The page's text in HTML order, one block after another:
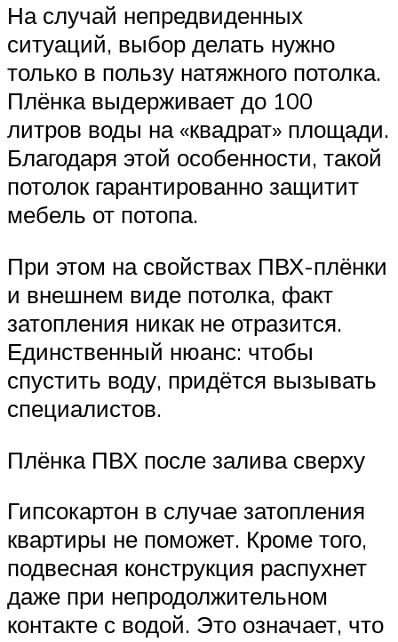
На случай непредвиденных
ситуаций, выбор делать нужно
только в пользу натяжного потолка.
Плёнка выдерживает до 100
литров воды на «квадрат» площади.
Благодаря этой особенности, такой
потолок гарантированно защитит
мебель от потопа.
При этом на свойствах ПВХ-плёнки
и внешнем виде потолка, факт
затопления никак не отразится.
Единственный нюанс: чтобы
спустить воду, придётся вызывать
специалистов.
Плёнка ПВХ после залива сверху
Гипсокартон в случае затопления
квартиры не поможет. Кроме того,
подвесная конструкция распухнет
даже при непродолжительном
контакте с водой. Это означает, что